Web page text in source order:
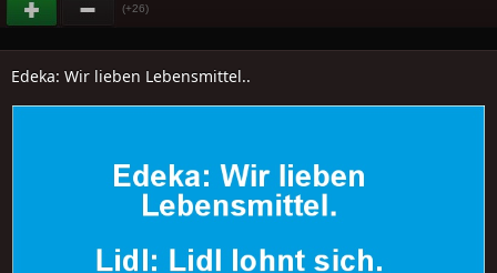
(+26)
Edeka: Wir lieben Lebensmittel..